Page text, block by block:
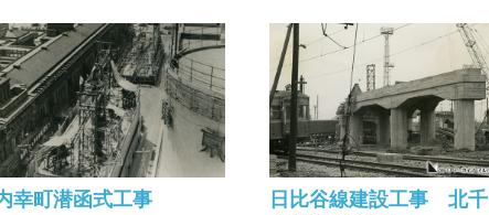
幸町潜函式工事
日比谷線建設工事 北千